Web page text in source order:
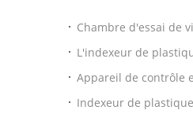
Chambre d'essai de
Q-Lab ASTM G154
L'indexeur de
fondent l'appareil de
Appareil de contrôle
l'index MFI
Indexeur de